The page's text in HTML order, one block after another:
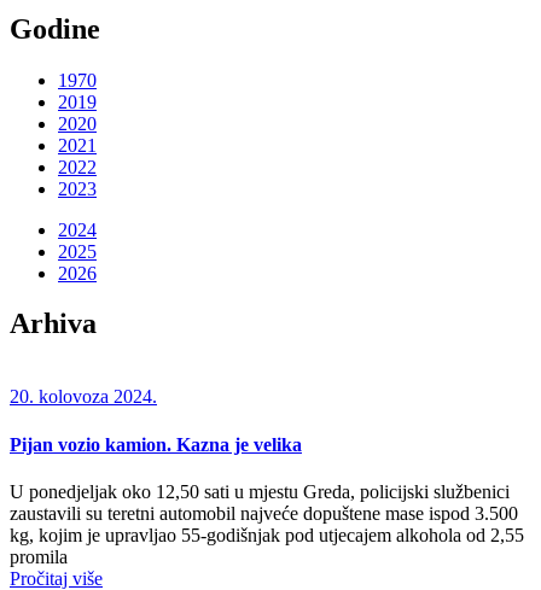
Godine
1970
2019
2020
2021
2022
2023
2024
2025
2026
Arhiva
20. kolovoza 2024.
Pijan vozio kamion. Kazna je velika
U ponedjeljak oko 12,50 sati u mjestu Greda, policijski službenici
zaustavili su teretni automobil najveće dopuštene mase ispod 3.500
kg, kojim je upravljao 55-godišnjak pod utjecajem alkohola od 2,55
promila
Pročitaj više